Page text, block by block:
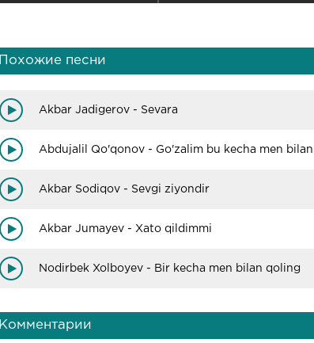
Похожие песни
Akbar Jadigerov - Sevara
Abdujalil Qo'qonov - Go'zalim bu kecha men
Akbar Sodiqov - Sevgi ziyondir
Akbar Jumayev - Xato qildimmi
Nodirbek Xolboyev - Bir kecha men bilan qoling
Комментарии